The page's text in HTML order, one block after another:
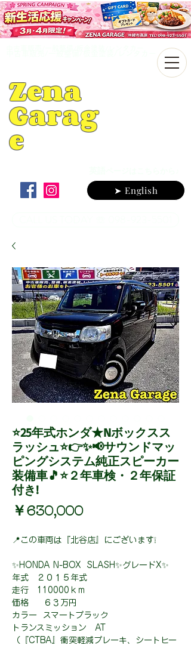
Zena
Garag
e
➤ English
⭐25年式ホンダ★Nボックスス
ラッシュ⭐👉✨📢サウンドマッ
ピングシステム純正スピーカー
装備車🎵⭐２年車検・２年保証
付き!
￥630,000価
📍この車両は『北谷店』にございます❕
✨HONDA N-BOX SLASH✨グレードX✨
年式 ２０１５年式
走行 110000ｋｍ
価格 ６３万円
カラー スマートブラック
トランスミッション AT
（『CTBA』衝突軽減ブレーキ、シートヒー